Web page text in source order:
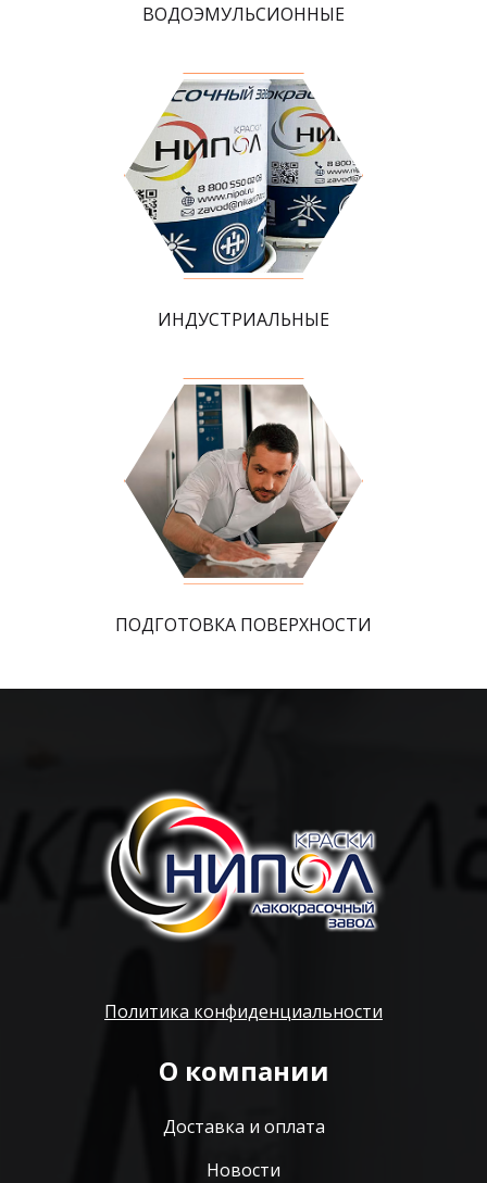
ВОДОЭМУЛЬСИОННЫЕ
ИНДУСТРИАЛЬНЫЕ
ПОДГОТОВКА ПОВЕРХНОСТИ
Политика конфиденциальности
О компании
Доставка и оплата
Новости